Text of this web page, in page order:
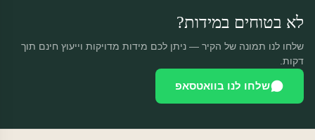
לא בטוחים במידות?
שלחו לנו תמונה של הקיר — ניתן לכם מידות מדויקות וייעוץ חינם תוך
דקות.
שלחו לנו בוואטסאפ